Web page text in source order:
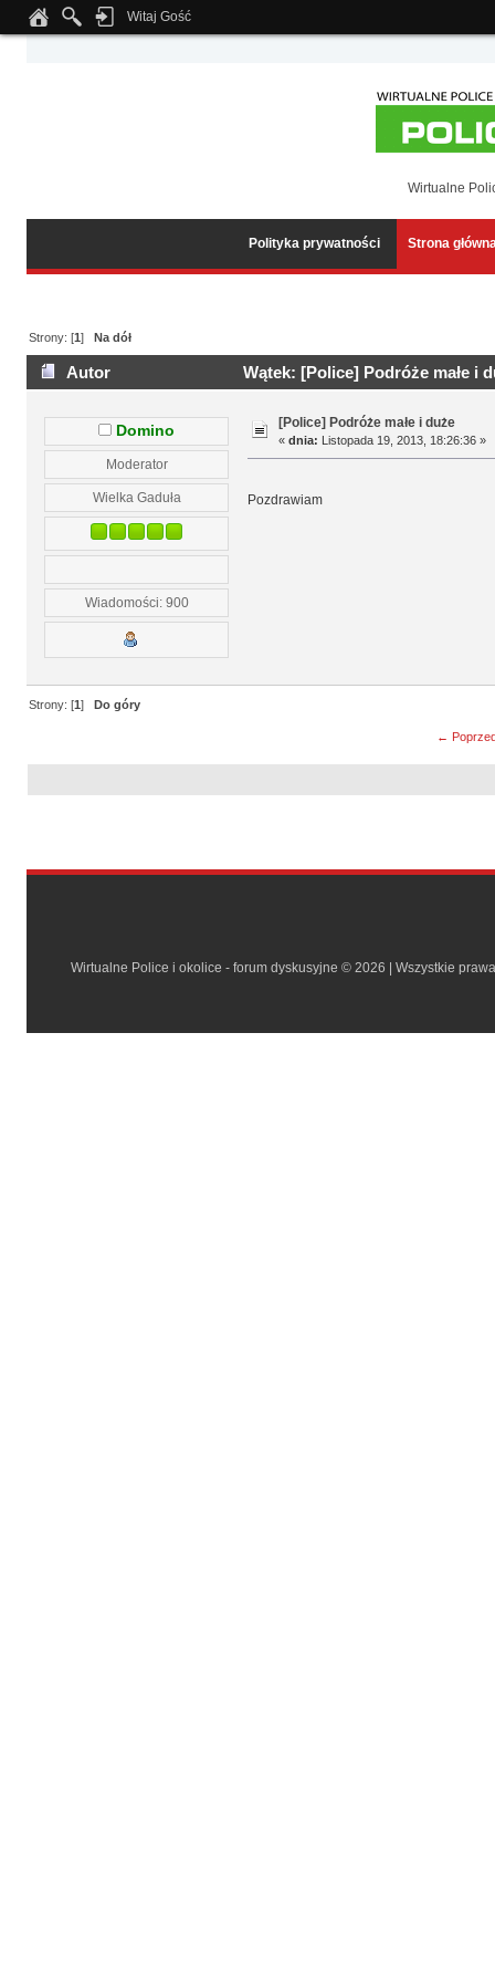
Notice: Undefined index: tapatalk_body_hook in
Witaj Gość
Wirtualne
Polityka prywatności Strona
Strony: [1]Na dół
Autor Wątek: [Police] Podróże małe i
Domino
Moderator
Wielka Gaduła
Wiadomości: 900
[Police] Podróże małe i duże
« dnia: Listopada 19, 2013, 18:26:36 »
Pozdrawiam
Strony: [1]Do góry
←
Wirtualne Police i okolice - forum dyskusyjne © 2026 | Wszystkie